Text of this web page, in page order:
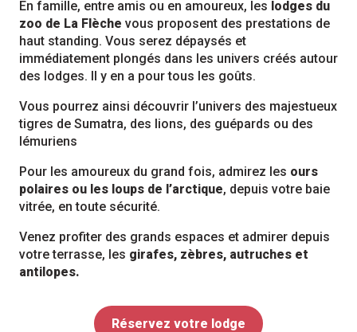
En famille, entre amis ou en amoureux, les lodges du
zoo de La Flèche vous proposent des prestations de
haut standing. Vous serez dépaysés et
immédiatement plongés dans les univers créés autour
des lodges. Il y en a pour tous les goûts.
Vous pourrez ainsi découvrir l’univers des majestueux
tigres de Sumatra, des lions, des guépards ou des
lémuriens
Pour les amoureux du grand fois, admirez les ours
polaires ou les loups de l’arctique, depuis votre baie
vitrée, en toute sécurité.
Venez profiter des grands espaces et admirer depuis
votre terrasse, les girafes, zèbres, autruches et
antilopes.
Réservez votre lodge